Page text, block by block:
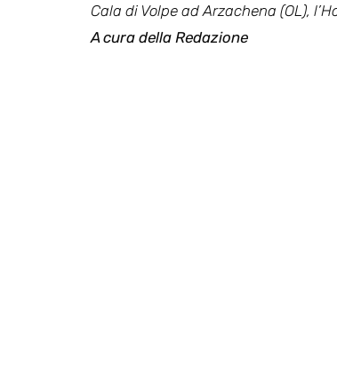
Cala di Volpe ad Arzachena (OL),
A cura della Redazione